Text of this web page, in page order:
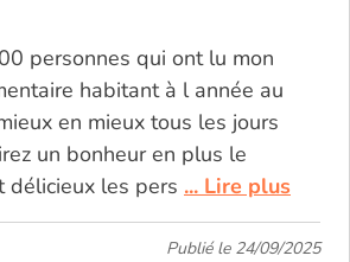
personnes qui ont lu mon
habitant à l année au
en mieux tous les jours
un bonheur en plus le
délicieux les pers ... Lire plus
Publié le 24/09/2025